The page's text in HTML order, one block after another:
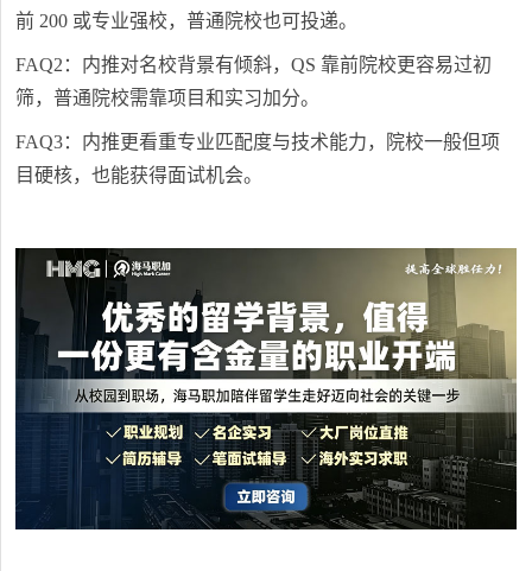
前 200 或专业强校，普通院校也可投递。
FAQ2：内推对名校背景有倾斜，QS 靠前院校更容易过初
筛，普通院校需靠项目和实习加分。
FAQ3：内推更看重专业匹配度与技术能力，院校一般但项
目硬核，也能获得面试机会。